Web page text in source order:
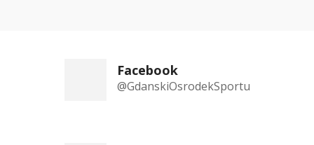
Facebook
@GdanskiOsrodekSportu